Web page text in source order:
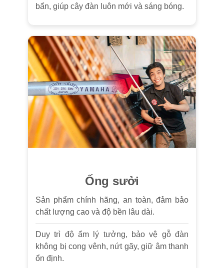
bẩn, giúp cây đàn luôn mới và sáng bóng.
Ống sưởi
Sản phẩm chính hãng, an toàn, đảm bảo
chất lượng cao và độ bền lâu dài.
Duy trì độ ẩm lý tưởng, bảo vệ gỗ đàn
không bị cong vênh, nứt gãy, giữ âm thanh
ổn định.